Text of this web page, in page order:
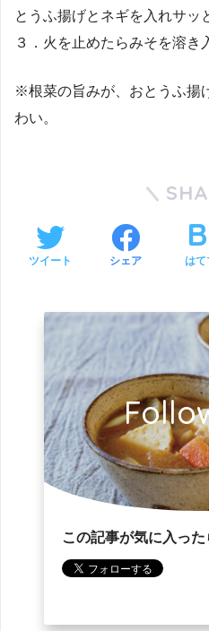
とうふ揚げとネギを入れサッ
３．火を止めたらみそを溶き
※根菜の旨みが、おとうふ揚
わい。
ツイート シェア はて
この記事が気に入っ